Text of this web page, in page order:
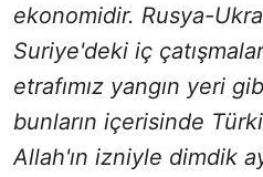
ekonomidir. Rusya-
Suriye'deki iç
etrafımız yangın yeri
bunların içerisinde
Allah'ın izniyle dimdik